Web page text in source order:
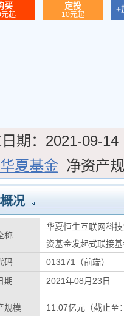
买
元起
定投
10元起
+
期： 2021-09-14
华夏基金 净资产
况
称
华夏恒生互联网科
资基金发起式联接
码
013171（前端）
期
2021年08月23日
规模 11.07亿元（截止至